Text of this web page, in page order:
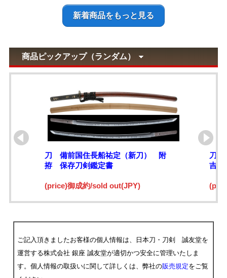
新着商品をもっと見る
商品ピックアップ（ランダム）
刀 備前国住長船祐定（新刀） 附
拵 保存刀剣鑑定書
(price)御成約/sold out(JPY)
刀
吉
ご記入頂きましたお客様の個人情報は、日本刀・刀剣 誠友堂を
運営する株式会社 銀座 誠友堂が適切かつ安全に管理いたしま
す。個人情報の取扱いに関して詳しくは、弊社の販売規定をご覧